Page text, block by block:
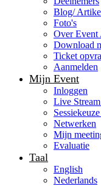
Blog/
Foto's
Over Event
Download
Ticket
Aanmelden
Mijn Event
Inloggen
Live
Netwerken
Mijn
Evaluatie
Taal
English
Nederlands